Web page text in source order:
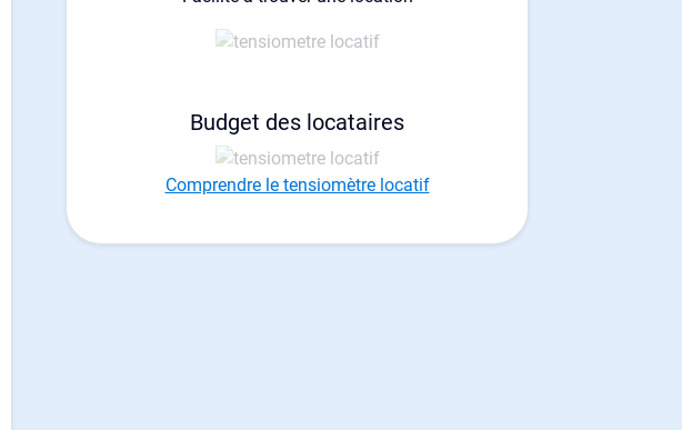
Budget des locataires
Comprendre le tensiomètre locatif